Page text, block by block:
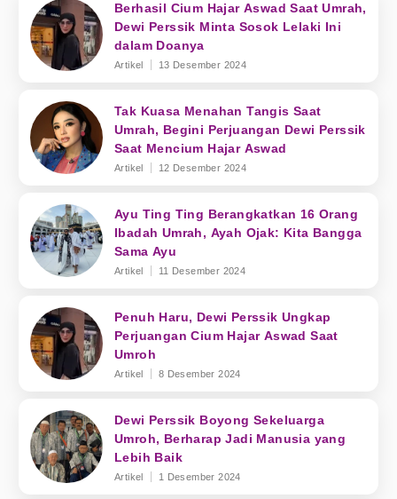
Berhasil Cium Hajar Aswad Saat Umrah,
Dewi Perssik Minta Sosok Lelaki Ini
dalam Doanya
Artikel 13 Desember 2024
Tak Kuasa Menahan Tangis Saat
Umrah, Begini Perjuangan Dewi Perssik
Saat Mencium Hajar Aswad
Artikel 12 Desember 2024
Ayu Ting Ting Berangkatkan 16 Orang
Ibadah Umrah, Ayah Ojak: Kita Bangga
Sama Ayu
Artikel 11 Desember 2024
Penuh Haru, Dewi Perssik Ungkap
Perjuangan Cium Hajar Aswad Saat
Umroh
Artikel 8 Desember 2024
Dewi Perssik Boyong Sekeluarga
Umroh, Berharap Jadi Manusia yang
Lebih Baik
Artikel 1 Desember 2024